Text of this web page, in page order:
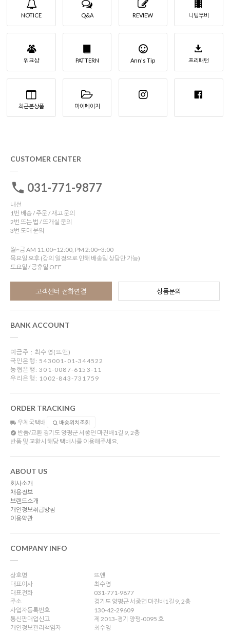
NOTICE Q&A REVIEW 니팅무비
워크샵 PATTERN Ann's Tip 프리패턴
최근본상품 마이페이지
CUSTOMER CENTER
031-771-9877
내선
1번 배송 / 주문 / 재고 문의
2번 뜨는 법 / 뜨개실 문의
3번 도매 문의
월~금 AM 11:00~12:00, PM 2:00~3:00
목요일 오후 (강의 일정으로 인해 배송팀 상담만 가능)
토요일 / 공휴일 OFF
고객센터 전화연결 상품문의
BANK ACCOUNT
예금주 : 최수영(뜨앤)
국민은행: 543001-01-344522
농협은행: 301-0087-6153-11
우리은행: 1002-843-731759
ORDER TRACKING
우체국택배 배송위치조회
반품/교환 경기도 양평군 서종면 마진배1길 9, 2층
반품 및 교환시 해당 택배사를 이용해주세요.
ABOUT US
회사소개
채용정보
브랜드소개
개인정보취급방침
이용약관
COMPANY INFO
상호명
뜨앤
대표이사
최수영
대표전화
031-771-9877
주소
경기도 양평군 서종면 마진배1길 9, 2층
사업자등록번호
130-42-29609
통신판매업신고
제 2013-경기 양평-0095 호
개인정보관리책임자
최수영